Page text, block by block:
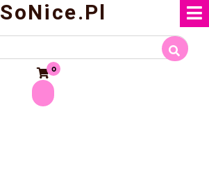
SoNice.pl
0